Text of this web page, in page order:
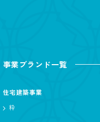
事業ブランド一覧
住宅建築事業
粋